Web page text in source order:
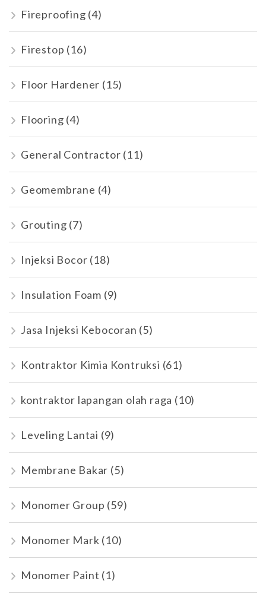
Fireproofing (4)
Firestop (16)
Floor Hardener (15)
Flooring (4)
General Contractor (11)
Geomembrane (4)
Grouting (7)
Injeksi Bocor (18)
Insulation Foam (9)
Jasa Injeksi Kebocoran (5)
Kontraktor Kimia Kontruksi (61)
kontraktor lapangan olah raga (10)
Leveling Lantai (9)
Membrane Bakar (5)
Monomer Group (59)
Monomer Mark (10)
Monomer Paint (1)